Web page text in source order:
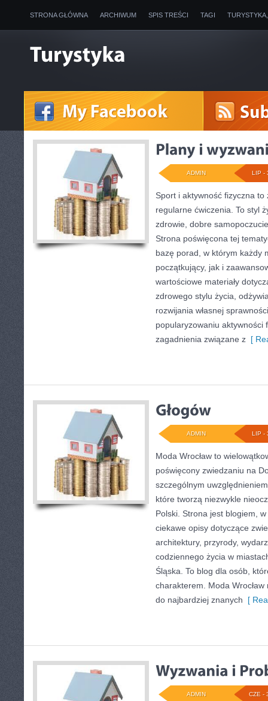
STRONA GŁÓWNA ARCHIWUM SPIS TREŚCI TAGI
LIP -
ADMIN
Sport i aktywność fizyczna
regularne ćwiczenia. To styl
zdrowie, dobre
Strona poświęcona tej
bazę porad, w którym każdy
początkujący, jak i
wartościowe materiały
zdrowego stylu życia,
rozwijania własnej
popularyzowaniu aktywności
zagadnienia związane z [
LIP -
ADMIN
Moda Wrocław to
poświęcony zwiedzaniu na
szczególnym
które tworzą niezwykle
Polski. Strona jest blogiem,
ciekawe opisy dotyczące
architektury, przyrody,
codziennego życia w
Śląska. To blog dla osób,
charakterem. Moda Wrocław
do najbardziej znanych [
CZE -
ADMIN